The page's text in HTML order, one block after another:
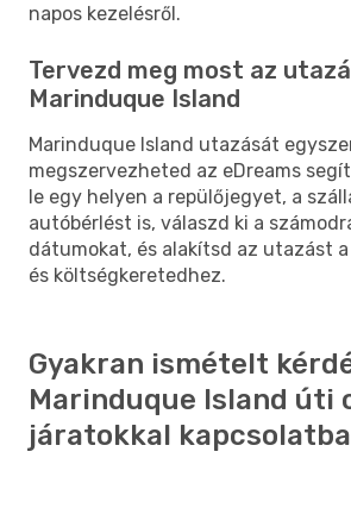
napos kezelésről.
Tervezd meg most az
Marinduque Island
Marinduque Island utazását
megszervezheted az eDreams
le egy helyen a repülőjegyet, a
autóbérlést is, válaszd ki a
dátumokat, és alakítsd az utazást
és költségkeretedhez.
Gyakran ismételt
Marinduque Island úti
járatokkal